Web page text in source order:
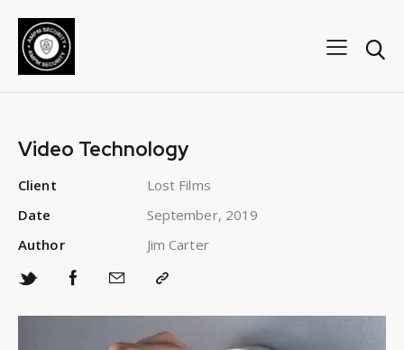
Video Technology
Client
Lost Films
Date
September, 2019
Author
Jim Carter